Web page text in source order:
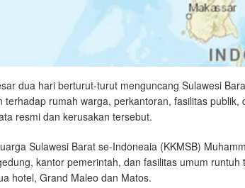
dua hari berturut-turut menguncang Sulawesi
rumah warga, perkantoran, fasilitas publik,
resmi dan kerusakan tersebut.
Sulawesi Barat se-Indoneaia (KKMSB)
kantor pemerintah, dan fasilitas umum runtuh
hotel, Grand Maleo dan Matos.